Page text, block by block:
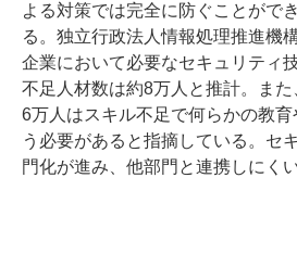
よる対策では完全に防ぐことがで
る。独立行政法人情報処理推進機
企業において必要なセキュリティ
不足人材数は約8万人と推計。ま
6万人はスキル不足で何らかの教
う必要があると指摘している。セ
門化が進み、他部門と連携しにく